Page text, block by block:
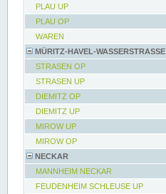
PLAU UP
PLAU OP
WAREN
MÜRITZ-HAVEL-WASSERSTRASSE
STRASEN OP
STRASEN UP
DIEMITZ OP
DIEMITZ UP
MIROW UP
MIROW OP
NECKAR
MANNHEIM NECKAR
FEUDENHEIM SCHLEUSE UP